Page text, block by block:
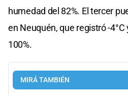
humedad del 82%. El tercer
en Neuquén, que registró -
100%.
MIRÁ TAMBIÉN